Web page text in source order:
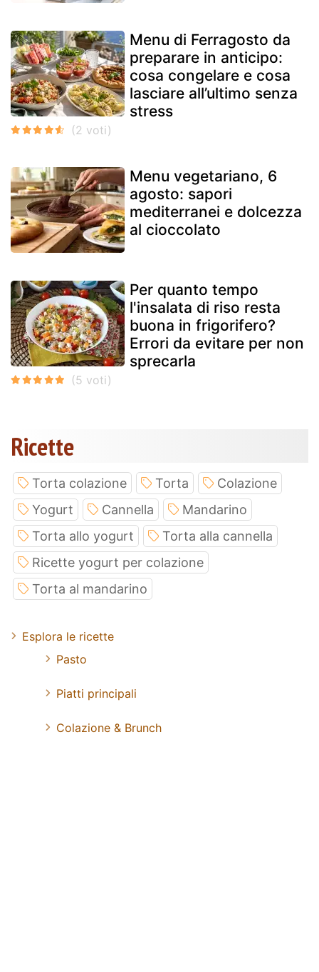
Menu di Ferragosto da
preparare in anticipo:
cosa congelare e cosa
lasciare all’ultimo senza
stress
Menu vegetariano, 6
agosto: sapori
mediterranei e dolcezza
al cioccolato
Per quanto tempo
l'insalata di riso resta
buona in frigorifero?
Errori da evitare per non
sprecarla
Ricette
Torta colazione Torta
Colazione
Yogurt
Cannella
Mandarino
Torta allo yogurt
Torta alla cannella
Ricette yogurt per colazione
Torta al mandarino
Esplora le ricette
Pasto
Piatti principali
Colazione & Brunch